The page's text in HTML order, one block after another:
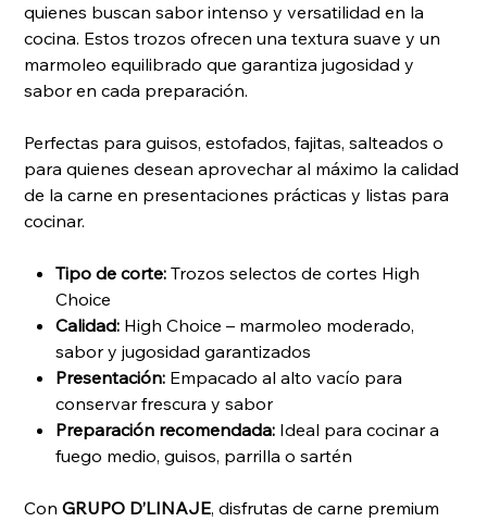
quienes buscan sabor intenso y versatilidad en la
cocina. Estos trozos ofrecen una textura suave y un
marmoleo equilibrado que garantiza jugosidad y
sabor en cada preparación.
Perfectas para guisos, estofados, fajitas, salteados o
para quienes desean aprovechar al máximo la calidad
de la carne en presentaciones prácticas y listas para
cocinar.
Tipo de corte: Trozos selectos de cortes High
Choice
Calidad: High Choice – marmoleo moderado,
sabor y jugosidad garantizados
Presentación: Empacado al alto vacío para
conservar frescura y sabor
Preparación recomendada: Ideal para cocinar a
fuego medio, guisos, parrilla o sartén
ConGRUPO D’LINAJE, disfrutas de carne premium